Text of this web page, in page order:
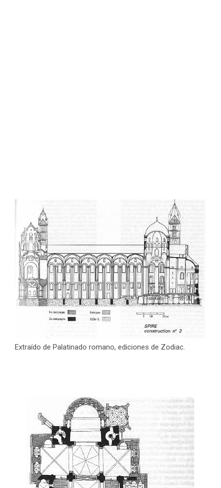
Extraído de Palatinado romano, ediciones de Zodiac.